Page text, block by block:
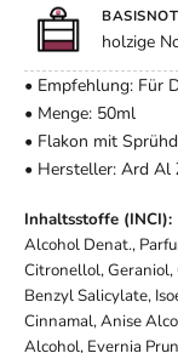
holzige
• Empfehlung: Für
• Menge: 50ml
• Flakon mit
• Hersteller: Ard Al
Inhaltsstoffe (INCI):
Alcohol Denat.,
Citronellol, Geraniol,
Benzyl Salicylate,
Cinnamal, Anise
Alcohol, Evernia